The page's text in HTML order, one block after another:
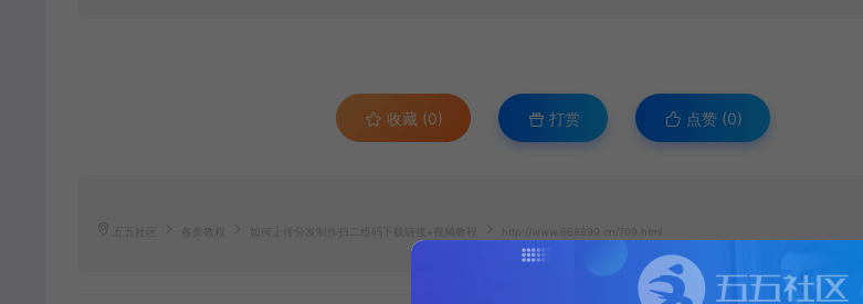
收藏 (0) 打赏 点赞 (0)
五五社区 各类教程 如何上传分发制作扫二维码下载链接+视频教程 http://www.668899.cn/709.html